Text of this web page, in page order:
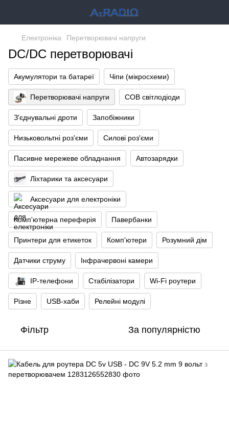
Електроніка Перетворювачі напруги
DC/DC перетворювачі
Акумулятори та батареї Чіпи (мікросхеми)
Перетворювачі напруги COB світлодіоди
З'єднувальні дроти Запобіжники
Низьковольтні роз'єми Силові роз'єми
Пасивне мережеве обладнання Автозарядки
Ліхтарики та аксесуари
Аксесуари для електроніки
Комп'ютерна переферія Павербанки
Принтери для етикеток Комп'ютери Розумний дім
Датчики струму Інфрачервоні камери
IP-телефони Стабілізатори Wi‑Fi роутери
Різне USB-хаби Релейні модулі
Фільтр За популярністю